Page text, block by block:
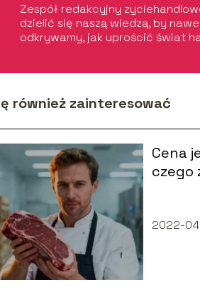
Zespół redakcyjny
dzielić się naszą wiedzą, by
odkrywamy, jak uprościć świat
również zainteresować
Cena
czego
2022-